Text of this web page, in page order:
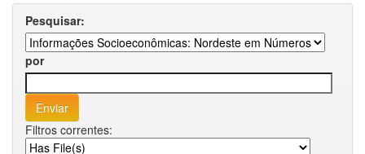
Pesquisar:
por
Filtros correntes: